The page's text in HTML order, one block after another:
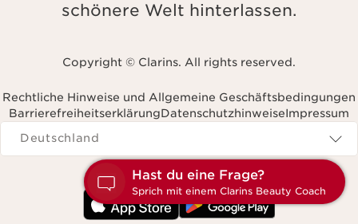
schönere Welt hinterlassen.
Copyright © Clarins. All rights reserved.
Rechtliche Hinweise und Allgemeine Geschäftsbedingungen
BarrierefreiheitserklärungDatenschutzhinweiseImpressum
Navigates to
Deutschland